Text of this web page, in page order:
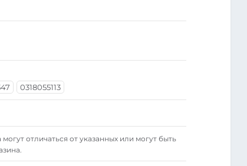
0318055113
отличаться от указанных или могут быть